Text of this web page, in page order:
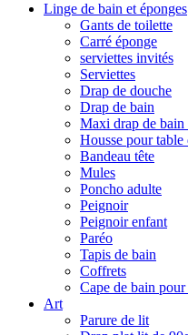
Linge de bain et éponges
Gants de toilette
Carré éponge
serviettes invités
Serviettes
Drap de douche
Drap de bain
Maxi drap de
Housse pour table
Bandeau tête
Mules
Poncho adulte
Peignoir
Peignoir enfant
Paréo
Tapis de bain
Coffrets
Cape de bain pour
Art
Parure de lit